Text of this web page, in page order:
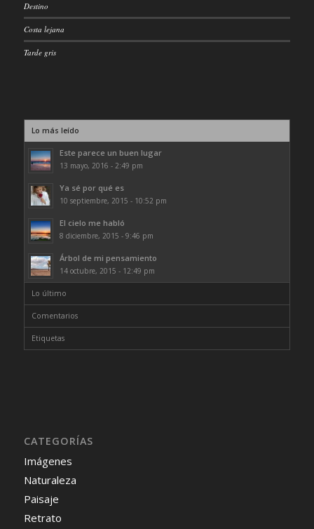
Destino
Costa lejana
Tarde gris
Lo más leído
Este parece un buen lugar
13 mayo, 2016 - 2:49 pm
Ya sé por qué es
10 septiembre, 2015 - 10:52 pm
El cielo me habló
8 diciembre, 2015 - 9:46 pm
Árbol de mi pensamiento
14 octubre, 2015 - 12:49 pm
Lo último
Comentarios
Etiquetas
CATEGORÍAS
Imágenes
Naturaleza
Paisaje
Retrato